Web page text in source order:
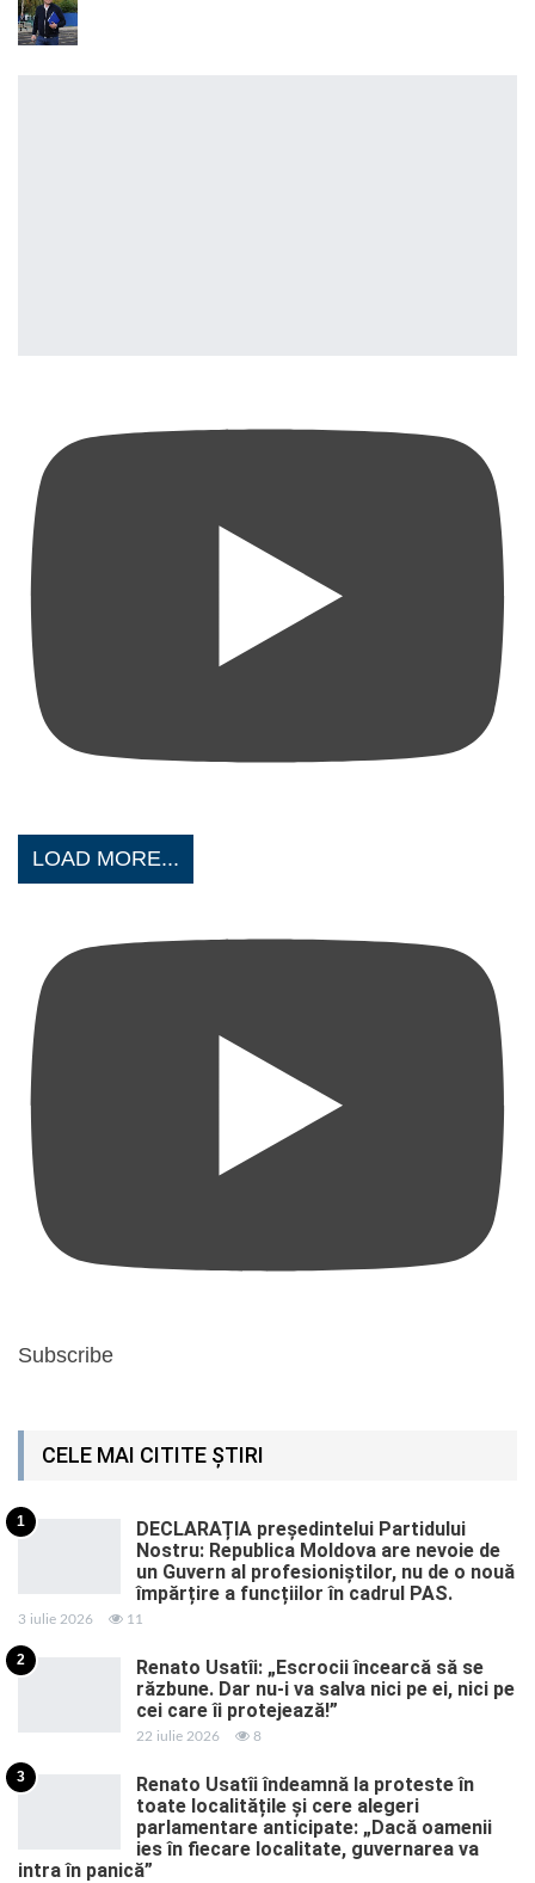
LOAD MORE...
Subscribe
CELE MAI CITITE ȘTIRI
1
DECLARAȚIA președintelui Partidului
Nostru: Republica Moldova are nevoie de
un Guvern al profesioniștilor, nu de o nouă
împărțire a funcțiilor în cadrul PAS.
3 iulie 2026 11
2
Renato Usatîi: „Escrocii încearcă să se
răzbune. Dar nu-i va salva nici pe ei, nici pe
cei care îi protejează!”
22 iulie 2026 8
3
Renato Usatîi îndeamnă la proteste în
toate localitățile și cere alegeri
parlamentare anticipate: „Dacă oamenii
ies în fiecare localitate, guvernarea va
intra în panică”